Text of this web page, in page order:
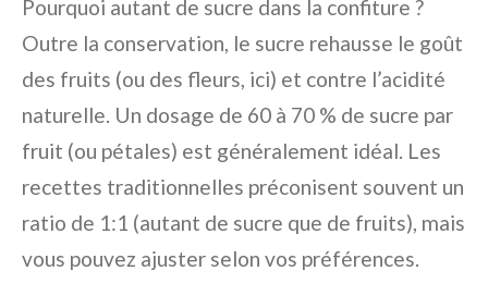
Pourquoi autant de sucre dans la confiture ?
Outre la conservation, le sucre rehausse le goût
des fruits (ou des fleurs, ici) et contre l’acidité
naturelle. Un dosage de 60 à 70 % de sucre par
fruit (ou pétales) est généralement idéal. Les
recettes traditionnelles préconisent souvent un
ratio de 1:1 (autant de sucre que de fruits), mais
vous pouvez ajuster selon vos préférences.